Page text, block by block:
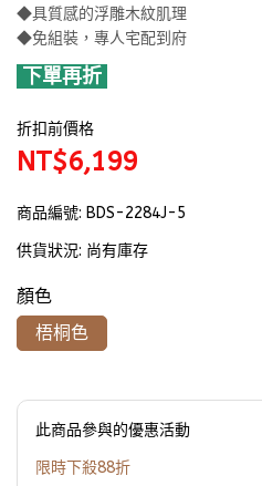
◆具質感的浮雕木紋肌理
◆免組裝，專人宅配到府
下單再折
折扣前價格
NT$6,199
商品編號: BDS-2284J-5
供貨狀況: 尚有庫存
顏色
梧桐色
此商品參與的優惠活動
限時下殺88折